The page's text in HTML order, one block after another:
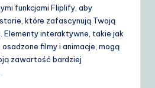
funkcjami Fliplify, aby
które zafascynują Twoją
Elementy interaktywne, takie jak
osadzone filmy i animacje, mogą
zawartość bardziej